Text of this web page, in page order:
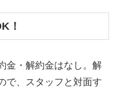
！
金・解約金はなし。解
で、スタッフと対面す